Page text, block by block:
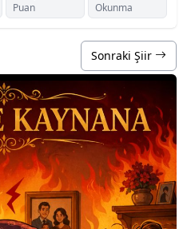
Puan Okunma
Sonraki Şiir